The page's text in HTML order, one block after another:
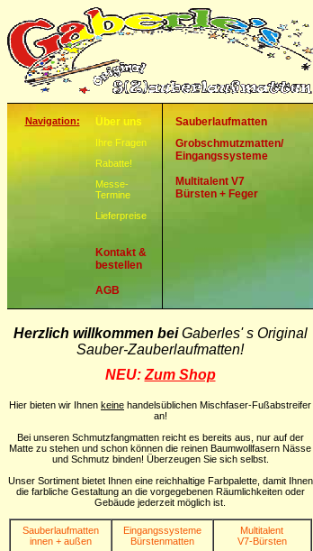
Navigation: Über uns Sauberlaufmatten
Ihre Fragen
Rabatte!
Messe-
Termine
Lieferpreise
Grobschmutzmatten/
Eingangssysteme
Multitalent V7
Bürsten + Feger
Kontakt &
bestellen
AGB
Herzlich willkommen beiGaberles' s Original
Sauber-Zauberlaufmatten!
NEU: Zum Shop
Hier bieten wir Ihnen keine handelsüblichen Mischfaser-Fußabstreifer
an!
Bei unseren Schmutzfangmatten reicht es bereits aus, nur auf der
Matte zu stehen und schon können die reinen Baumwollfasern Nässe
und Schmutz binden! Überzeugen Sie sich selbst.
Unser Sortiment bietet Ihnen eine reichhaltige Farbpalette, damit Ihnen
die farbliche Gestaltung an die vorgegebenen Räumlichkeiten oder
Gebäude jederzeit möglich ist.
Sauberlaufmatten
innen + außen
Eingangssysteme
Bürstenmatten
Multitalent
V7-Bürsten